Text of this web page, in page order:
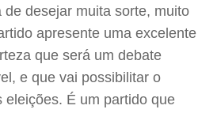
desejar muita sorte, muito
apresente uma excelente
que será um debate
e que vai possibilitar o
eleições. É um partido que